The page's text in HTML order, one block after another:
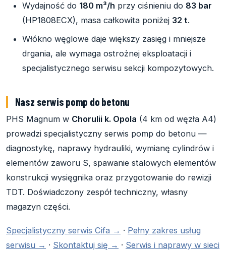
Wydajność do 180 m³/h przy ciśnieniu do 83 bar
(HP1808ECX), masa całkowita poniżej 32 t.
Włókno węglowe daje większy zasięg i mniejsze
drgania, ale wymaga ostrożnej eksploatacji i
specjalistycznego serwisu sekcji kompozytowych.
Nasz serwis pomp do betonu
PHS Magnum w Chorulii k. Opola (4 km od węzła A4)
prowadzi specjalistyczny serwis pomp do betonu —
diagnostykę, naprawy hydrauliki, wymianę cylindrów i
elementów zaworu S, spawanie stalowych elementów
konstrukcji wysięgnika oraz przygotowanie do rewizji
TDT. Doświadczony zespół techniczny, własny
magazyn części.
Specjalistyczny serwis Cifa → · Pełny zakres usług
serwisu → · Skontaktuj się → · Serwis i naprawy w sieci